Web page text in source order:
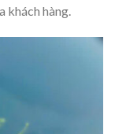
khách hàng.